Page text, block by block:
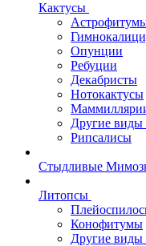
Кактусы
Опунции
Ребуции
Декабристы
Нотокактусы
Другие виды
Рипсалисы
Стыдливые
Литопсы
Конофитумы
Другие виды